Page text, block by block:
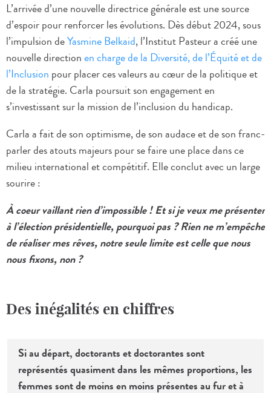
L’arrivée d’une nouvelle directrice générale est une source
d’espoir pour renforcer les évolutions. Dès début 2024, sous
l’impulsion deYasmine Belkaid, l’Institut Pasteur a créé une
nouvelle directionen charge de la Diversité, de l’Équité et de
l’Inclusion pour placer ces valeurs au cœur de la politique et
de la stratégie. Carla poursuit son engagement en
s’investissant sur la mission de l’inclusion du handicap.
Carla a fait de son optimisme, de son audace et de son franc-
parler des atouts majeurs pour se faire une place dans ce
milieu international et compétitif. Elle conclut avec un large
sourire :
À coeur vaillant rien d’impossible ! Et si je veux me présenter
à l’élection présidentielle, pourquoi pas ? Rien ne m’empêche
de réaliser mes rêves, notre seule limite est celle que nous
nous fixons, non ?
Des inégalités en chiffres
Si au départ, doctorants et doctorantes sont
représentés quasiment dans les mêmes proportions, les
femmes sont de moins en moins présentes au fur et à